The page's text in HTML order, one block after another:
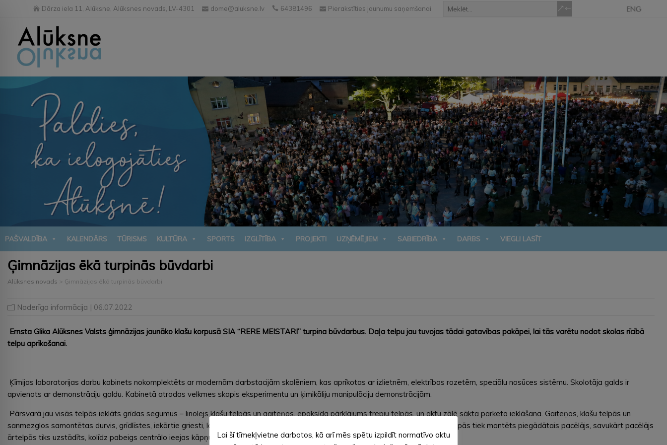
Dārza iela 11, Alūksne, Alūksnes novads, LV-4301 dome@aluksne.lv 64381496 Pierakstīties jaunumu saņemšanai
PAŠVALDĪBA KALENDĀRS TŪRISMS KULTŪRA SPORTS IZGLĪTĪBA PROJEKTI UZŅĒMĒJIEM SABIEDRĪBA DARBS VIEGLI LASĪT
Ģimnāzijas ēkā turpinās būvdarbi
Alūksnes novads > Ģimnāzijas ēkā turpinās būvdarbi
Noderīga informācija | 06.07.2022
Ernsta Glika Alūksnes Valsts ģimnāzijas jaunāko klašu korpusā SIA “RERE MEISTARI” turpina būvdarbus. Daļa telpu jau tuvojas tādai gatavības pakāpei, lai tās varētu nodot skolas rīcībā
telpu aprīkošanai.
Ķīmijas laboratorijas darbu kabinets nokomplektēts ar modernām darbstacijām skolēniem, kas aprīkotas ar izlietnēm, elektrības rozetēm, speciālu nosūces sistēmu. Skolotāja galds ir
apvienots ar demonstrāciju galdu. Kabinetā atrodas velkmes skapis eksperimentu un ķimikāliju manipulāciju demonstrācijām.
Pārsvarā jau visās telpās ieklāts grīdas segumus – linolejs klašu telpās un gaiteņos, epoksīda pārklājums trepju telpās, un aktu zālē sākta parketa ieklāšana. Gaiteņos, klašu telpās un
sanmezglos samontētas durvis, grīdlīstes, iekārtie griesti, lampas, kāpņu margas, elektrības sadalnes, kā arī tualešu kabīnes. Iekštelpās tiek montēts piegādātais pacēlājs, savukārt pacēlājs
ārtelpās tiks uzstādīts, kolīdz pabeigs centrālo ieejas kāpņu izbūvi.Lai šī tīmekļvietne darbotos, kā arī mēs spētu izpildīt normatīvo aktu